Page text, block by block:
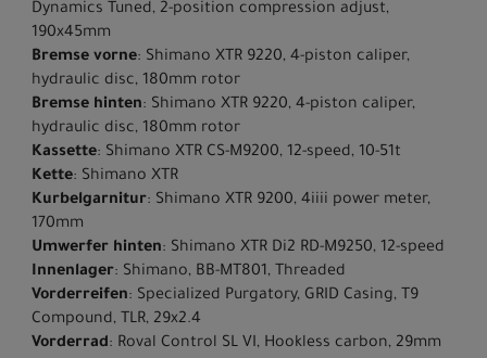
Dynamics Tuned, 2-position compression adjust,
190x45mm
Bremse vorne: Shimano XTR 9220, 4-piston caliper,
hydraulic disc, 180mm rotor
Bremse hinten: Shimano XTR 9220, 4-piston caliper,
hydraulic disc, 180mm rotor
Kassette: Shimano XTR CS-M9200, 12-speed, 10-51t
Kette: Shimano XTR
Kurbelgarnitur: Shimano XTR 9200, 4iiii power meter,
170mm
Umwerfer hinten: Shimano XTR Di2 RD-M9250, 12-speed
Innenlager: Shimano, BB-MT801, Threaded
Vorderreifen: Specialized Purgatory, GRID Casing, T9
Compound, TLR, 29x2.4
Vorderrad: Roval Control SL VI, Hookless carbon, 29mm